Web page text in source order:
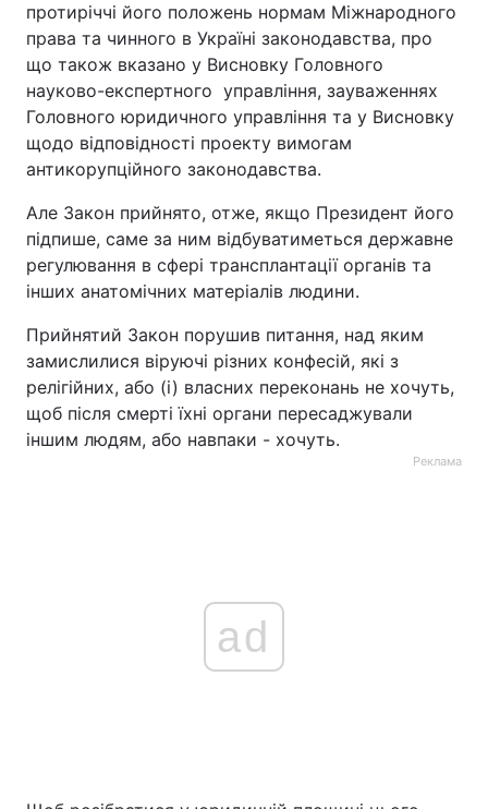
Тема оформлення
протиріччі його положень нормам Міжнародного
права та чинного в Україні законодавства, про
що також вказано у Висновку Головного
науково-експертного управління, зауваженнях
Головного юридичного управління та у Висновку
щодо відповідності проекту вимогам
антикорупційного законодавства.
Але Закон прийнято, отже, якщо Президент його
підпише, саме за ним відбуватиметься державне
регулювання в сфері трансплантації органів та
інших анатомічних матеріалів людини.
Прийнятий Закон порушив питання, над яким
замислилися віруючі різних конфесій, які з
релігійних, або (і) власних переконань не хочуть,
щоб після смерті їхні органи пересаджували
іншим людям, або навпаки - хочуть.
Реклама
ad